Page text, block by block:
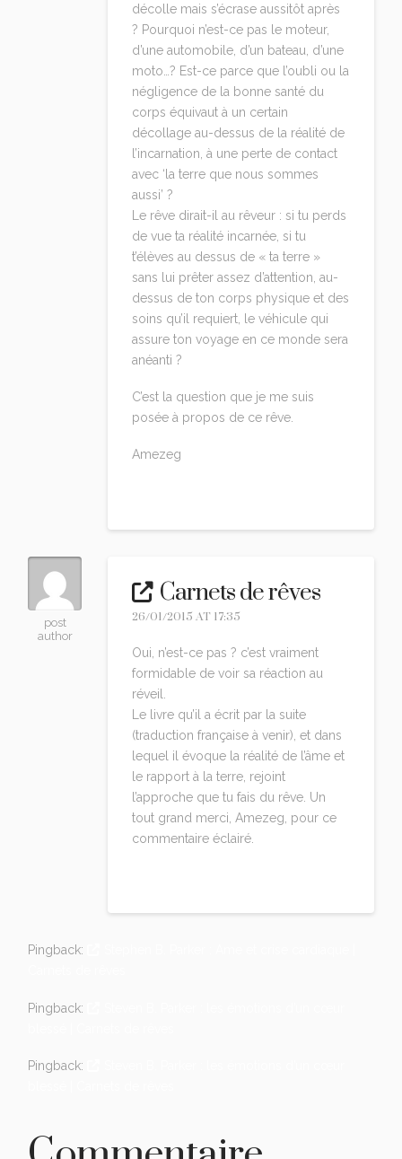
décolle mais s’écrase aussitôt après
? Pourquoi n’est-ce pas le moteur,
d’une automobile, d’un bateau, d’une
moto…? Est-ce parce que l’oubli ou la
négligence de la bonne santé du
corps équivaut à un certain
décollage au-dessus de la réalité de
l’incarnation, à une perte de contact
avec ‘la terre que nous sommes
aussi’ ?
Le rêve dirait-il au rêveur : si tu perds
de vue ta réalité incarnée, si tu
t’élèves au dessus de « ta terre »
sans lui prêter assez d’attention, au-
dessus de ton corps physique et des
soins qu’il requiert, le véhicule qui
assure ton voyage en ce monde sera
anéanti ?
C’est la question que je me suis
posée à propos de ce rêve.
Amezeg
post
author
Carnets de rêves
26/01/2015 AT 17:35
Oui, n’est-ce pas ? c’est vraiment
formidable de voir sa réaction au
réveil.
Le livre qu’il a écrit par la suite
(traduction française à venir), et dans
lequel il évoque la réalité de l’âme et
le rapport à la terre, rejoint
l’approche que tu fais du rêve. Un
tout grand merci, Amezeg, pour ce
commentaire éclairé.
Pingback:
Pingback:
Pingback: